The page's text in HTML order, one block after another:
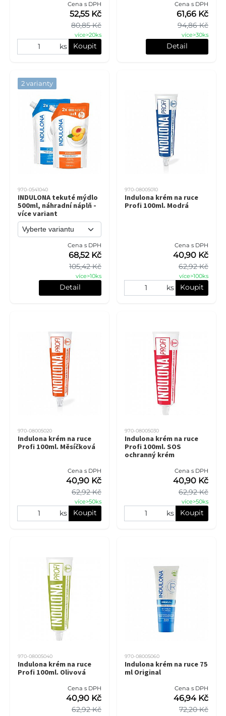
Cena s DPH
80,85 Kč
52,55 Kč
více>20ks
ks Koupit
Cena s DPH
94,86 Kč
61,66 Kč
více>30ks
Detail
2 varianty
970-0541040
INDULONA tekuté mýdlo
500ml, náhradní náplň -
více variant
Cena s DPH
105,42 Kč
68,52 Kč
více>10ks
Detail
970-08005010
Indulona krém na ruce
Profi 100ml. Modrá
Cena s DPH
62,92 Kč
40,90 Kč
více>100ks
ks Koupit
970-08005020
Indulona krém na ruce
Profi 100ml. Měsíčková
Cena s DPH
62,92 Kč
40,90 Kč
více>50ks
ks Koupit
970-08005030
Indulona krém na ruce
Profi 100ml. SOS
ochranný krém
Cena s DPH
62,92 Kč
40,90 Kč
více>50ks
ks Koupit
970-08005040
Indulona krém na ruce
Profi 100ml. Olivová
Cena s DPH
62,92 Kč
40,90 Kč
970-08005060
Indulona krém na ruce 75
ml Original
Cena s DPH
72,20 Kč
46,94 Kč